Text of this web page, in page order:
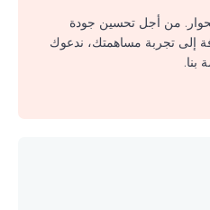
من أجل تحسين جودة
إلى تجربة مساهمتك، ندعوك
بنا.